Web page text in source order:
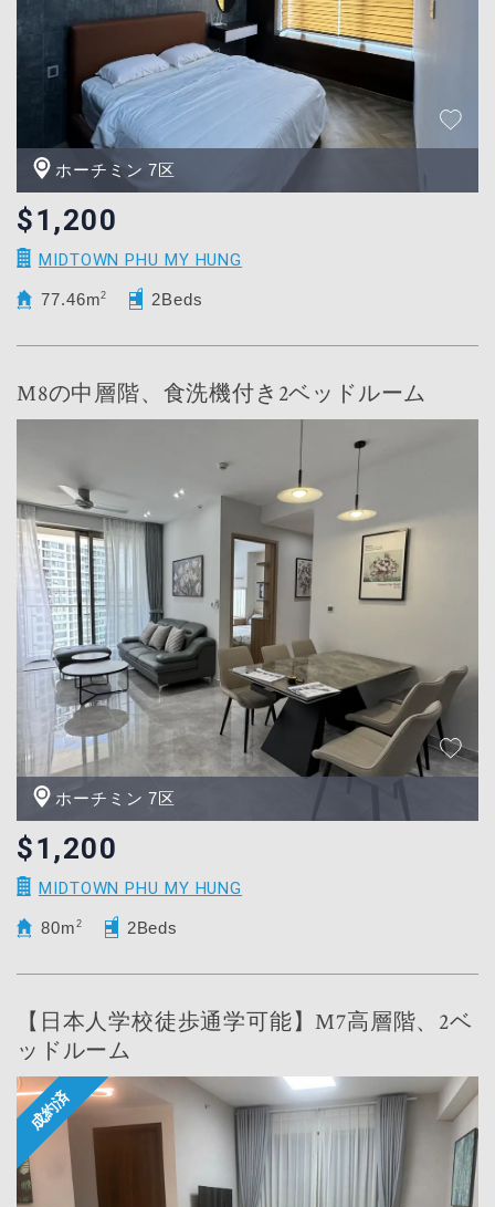
ホーチミン 7区
$1,200
MIDTOWN PHU MY HUNG
77.46m2 2Beds
M8の中層階、食洗機付き2ベッドルーム
ホーチミン 7区
$1,200
MIDTOWN PHU MY HUNG
80m 2 2Beds
【日本人学校徒歩通学可能】M7高層階、2ベ
ッドルーム